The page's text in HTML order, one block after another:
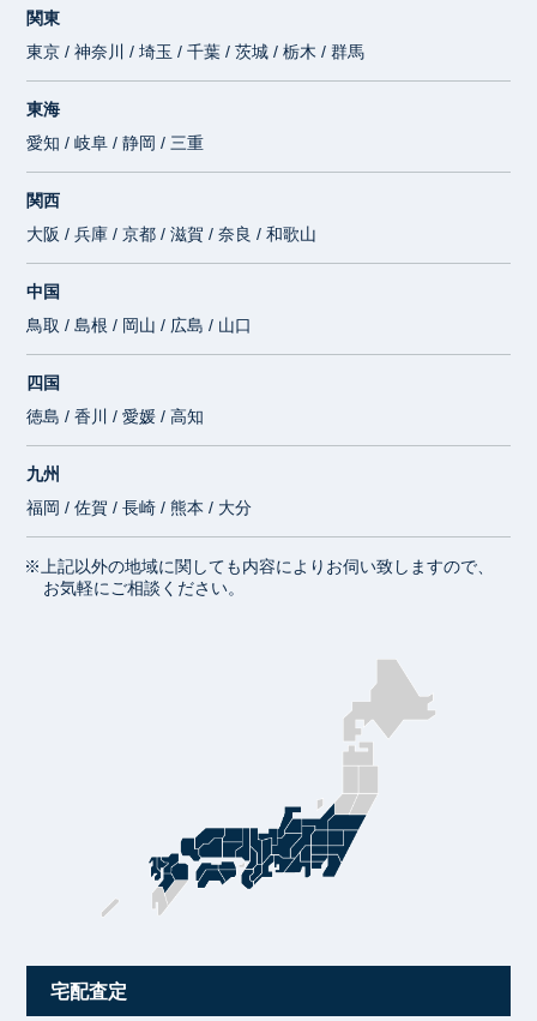
関東
東京 / 神奈川 / 埼玉 / 千葉 / 茨城 / 栃木 / 群馬
東海
愛知 / 岐阜 / 静岡 / 三重
関西
大阪 / 兵庫 / 京都 / 滋賀 / 奈良 / 和歌山
中国
鳥取 / 島根 / 岡山 / 広島 / 山口
四国
徳島 / 香川 / 愛媛 / 高知
九州
福岡 / 佐賀 / 長崎 / 熊本 / 大分
※上記以外の地域に関しても内容によりお伺い致しますので、
お気軽にご相談ください。
宅配査定